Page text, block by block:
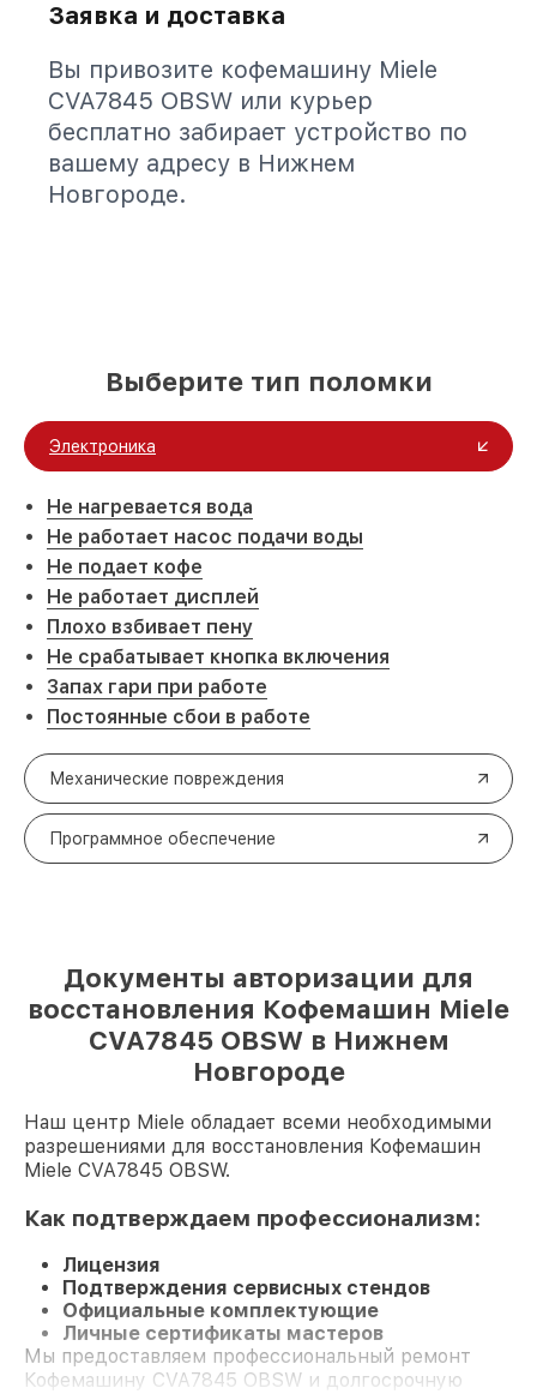
Заявка и доставка
Вы привозите кофемашину Miele
CVA7845 OBSW или курьер
бесплатно забирает устройство по
вашему адресу в Нижнем
Новгороде.
Выберите тип поломки
Электроника
Не нагревается вода
Не работает насос подачи воды
Не подает кофе
Не работает дисплей
Плохо взбивает пену
Не срабатывает кнопка включения
Запах гари при работе
Постоянные сбои в работе
Механические повреждения
Программное обеспечение
Документы авторизации для
восстановления Кофемашин Miele
CVA7845 OBSW в Нижнем
Новгороде
Наш центр Miele обладает всеми необходимыми
разрешениями для восстановления Кофемашин
Miele CVA7845 OBSW.
Как подтверждаем профессионализм:
Лицензия
Подтверждения сервисных стендов
Официальные комплектующие
Личные сертификаты мастеров
Мы предоставляем профессиональный ремонт
Кофемашину CVA7845 OBSW и долгосрочную